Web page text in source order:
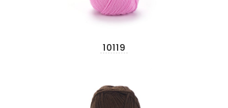
10119